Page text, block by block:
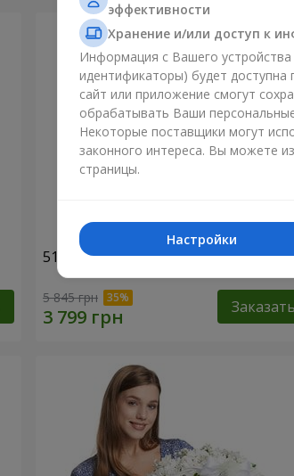
51 розовая роза
5 845 грн Заказать
эффективности
Хранение и/или доступ к
Информация с Вашего
идентификаторы) будет
сайт или приложение смогут
обрабатывать Ваши
Некоторые поставщики могут
законного интереса. Вы можете
страницы.
Настройки